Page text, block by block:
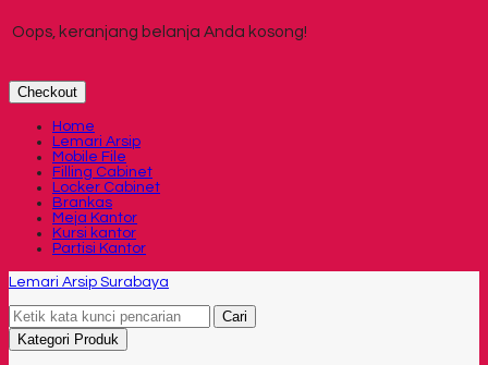
Oops, keranjang belanja Anda kosong!
Checkout
Home
Lemari Arsip
Mobile File
Filling Cabinet
Locker Cabinet
Brankas
Meja Kantor
Kursi kantor
Partisi Kantor
Lemari Arsip Surabaya
Cari
Kategori Produk